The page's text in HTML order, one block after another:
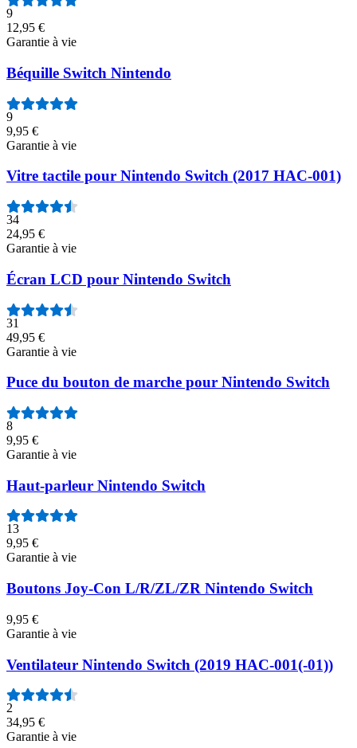
9
12,95 €
Garantie à vie
Béquille Switch Nintendo
9
9,95 €
Garantie à vie
Vitre tactile pour Nintendo Switch (2017 HAC-001)
34
24,95 €
Garantie à vie
Écran LCD pour Nintendo Switch
31
49,95 €
Garantie à vie
Puce du bouton de marche pour Nintendo Switch
8
9,95 €
Garantie à vie
Haut-parleur Nintendo Switch
13
9,95 €
Garantie à vie
Boutons Joy-Con L/R/ZL/ZR Nintendo Switch
9,95 €
Garantie à vie
Ventilateur Nintendo Switch (2019 HAC-001(-01))
2
34,95 €
Garantie à vie